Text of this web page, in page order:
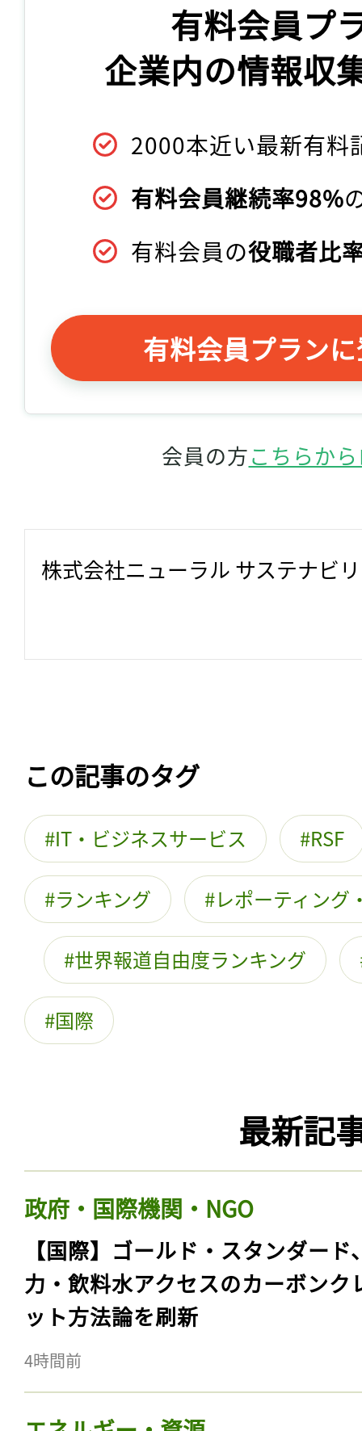
有料会員プ
企業内の情報収
2000本近い最新有料
有料会員継続率98%
有料会員の役職者比
有料会員プラン
会員の方こちらか
株式会社ニューラル サステナビ
この記事のタグ
IT・ビジネスサービス RSF
ランキング レポーティング
世界報道自由度ランキング
国際
最新記
政府・国際機関・NGO
【国際】ゴールド・スタンダード
力・飲料水アクセスのカーボンク
ット方法論を刷新
4時間前